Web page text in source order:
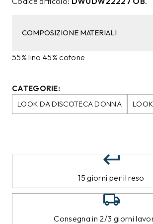
COMPOSIZIONE MATERIALI
55% lino 45% cotone
CATEGORIE:
LOOK DA DISCOTECA DONNA
15 giorni per il reso
Consegna in 2/3 giorni